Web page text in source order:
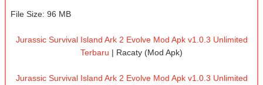
File Size: 96 MB
Jurassic Survival Island Ark 2 Evolve Mod Apk v1.0.3 Unlimited
Terbaru | Racaty (Mod Apk)
Jurassic Survival Island Ark 2 Evolve Mod Apk v1.0.3 Unlimited